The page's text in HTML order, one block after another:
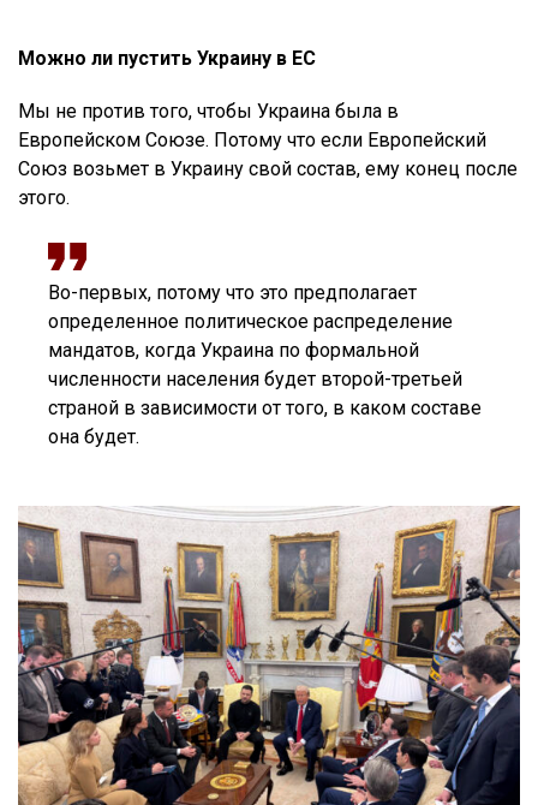
Можно ли пустить Украину в ЕС
Мы не против того, чтобы Украина была в
Европейском Союзе. Потому что если Европейский
Союз возьмет в Украину свой состав, ему конец после
этого.
Во-первых, потому что это предполагает
определенное политическое распределение
мандатов, когда Украина по формальной
численности населения будет второй-третьей
страной в зависимости от того, в каком составе
она будет.